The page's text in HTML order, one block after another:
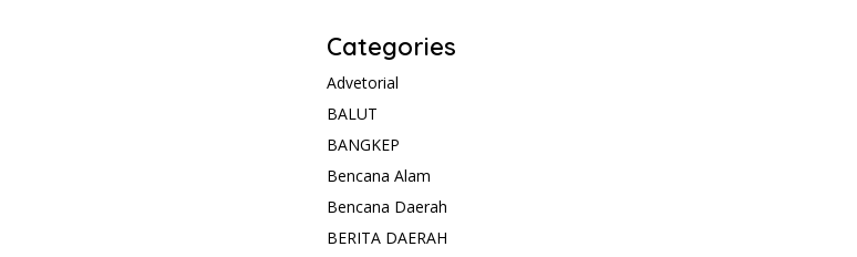
Categories
Advetorial
BALUT
BANGKEP
Bencana Alam
Bencana Daerah
BERITA DAERAH